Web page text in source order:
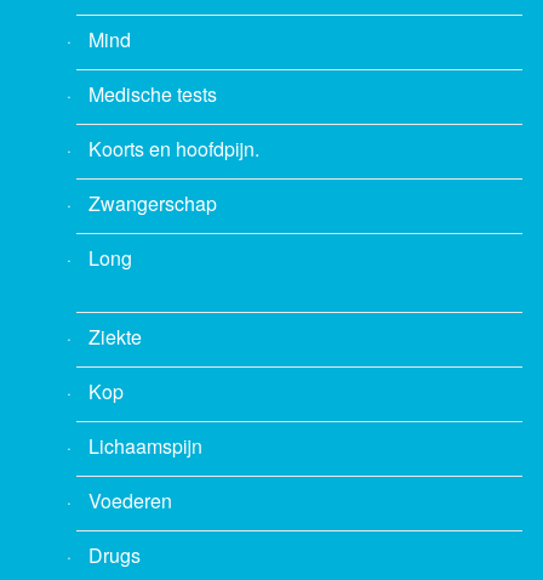
Mind
Medische tests
Koorts en hoofdpijn.
Zwangerschap
Long
Ziekte
Kop
Lichaamspijn
Voederen
Drugs